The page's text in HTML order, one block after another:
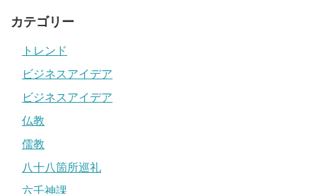
カテゴリー
トレンド
ビジネスアイデア
ビジネスアイデア
仏教
儒教
八十八箇所巡礼
六壬神課